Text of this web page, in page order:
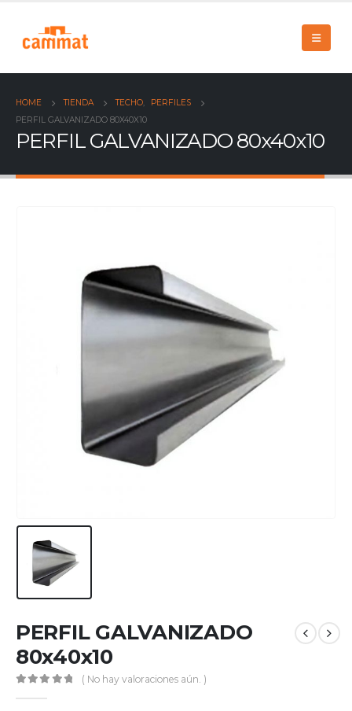
HOME TIENDA TECHO,
PERFILES
PERFIL GALVANIZADO 80X40X10
PERFIL GALVANIZADO 80x40x10
PERFIL GALVANIZADO
80x40x10
( No hay valoraciones aún. )